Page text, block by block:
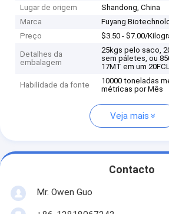
Lugar de origem
Shandong, China
Marca
Fuyang
Preço
$3.50 - $7.00/
Detalhes da
embalagem
25kgs pelo saco,
sem páletes, ou
17MT em um
Habilidade da fonte
10000 toneladas
métricas por Mês
Veja mais
Contacto
Mr. Owen Guo